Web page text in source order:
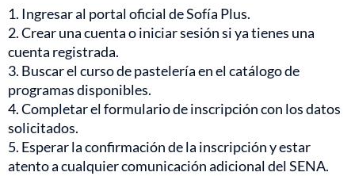
1. Ingresar al portal oficial de Sofía Plus.
2. Crear una cuenta o iniciar sesión si ya tienes una
cuenta registrada.
3. Buscar el curso de pastelería en el catálogo de
programas disponibles.
4. Completar el formulario de inscripción con los datos
solicitados.
5. Esperar la confirmación de la inscripción y estar
atento a cualquier comunicación adicional del SENA.